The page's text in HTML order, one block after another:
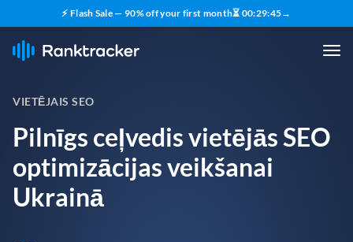
⚡ Flash Sale — 90% off your first month⏳ 00:29:44→
VIETĒJAIS SEO
Pilnīgs ceļvedis vietējās SEO
optimizācijas veikšanai
Ukrainā